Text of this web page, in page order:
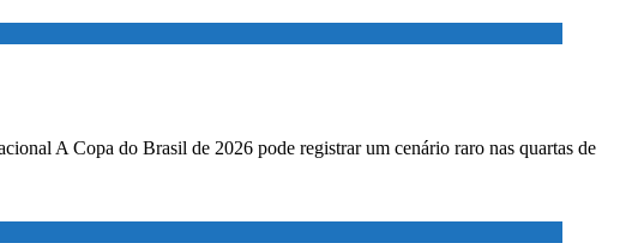
A Copa do Brasil de 2026 pode registrar um cenário raro nas quartas de